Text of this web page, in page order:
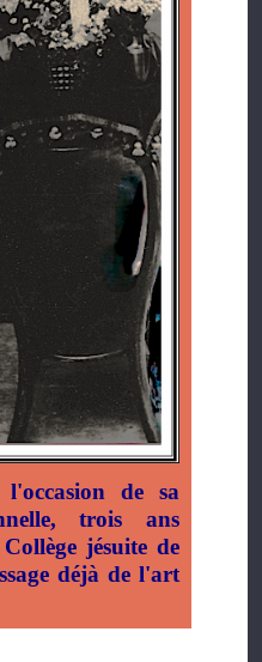
de sa
trois ans
jésuite de
déjà de l'art